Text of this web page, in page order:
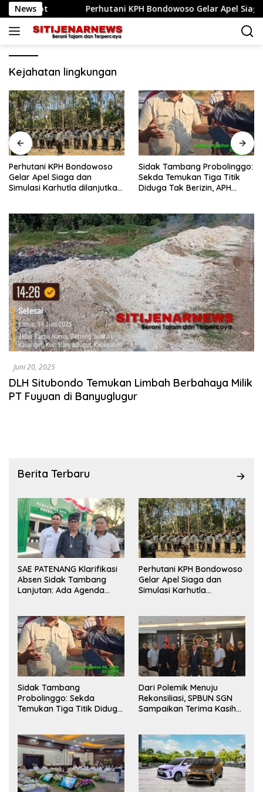
Langsung
ke
konten
News Perhutani KPH Bondowoso Gelar Apel Siaga
Kejahatan lingkungan
Perhutani KPH Bondowoso
Gelar Apel Siaga dan
Simulasi Karhutla dilanjutkan
Sidak Tambang Probolinggo:
Sekda Temukan Tiga Titik
Diduga Tak Berizin, APH
Juni 20, 2025
DLH Situbondo Temukan Limbah Berbahaya Milik
PT Fuyuan di Banyuglugur
Berita Terbaru
SAE PATENANG Klarifikasi
Absen Sidak Tambang
Lanjutan: Ada Agenda
Perhutani KPH Bondowoso
Gelar Apel Siaga dan
Simulasi Karhutla
Kesiapsiagaan Personel
Sidak Tambang
Probolinggo: Sekda
Temukan Tiga Titik Diduga
Dari Polemik Menuju
Rekonsiliasi, SPBUN SGN
Sampaikan Terima Kasih
Perselisihan